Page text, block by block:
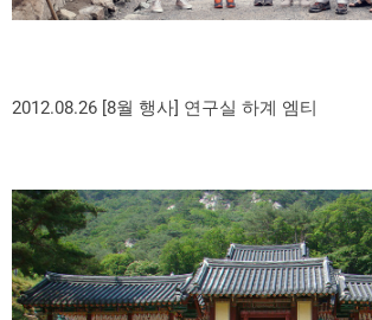
2012.08.26 [8월 행사] 연구실 하계 엠티